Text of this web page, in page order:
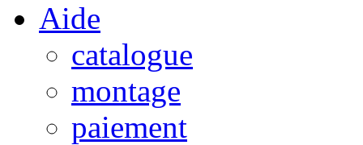
Aide
catalogue
montage
paiement